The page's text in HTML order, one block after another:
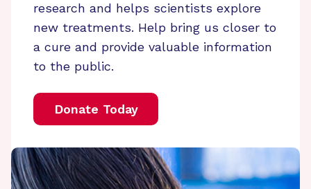
research and helps scientists explore
new treatments. Help bring us closer to
a cure and provide valuable information
to the public.
Donate Today